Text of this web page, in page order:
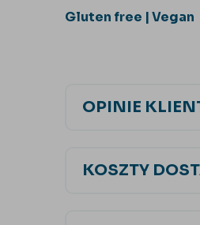
Gluten free | Vegan
OPINIE
KOSZTY